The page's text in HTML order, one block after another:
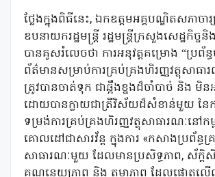
ថ្លែងក្នុងពិធីនេះ, ឯកឧត្តមអគ្គបណ្ឌិតសភាចារ្
ឧបនាយករដ្ឋមន្ត្រី រដ្ឋមន្ត្រីក្រសួងសេដ្ឋកិច្ចនិ
បានគូសរំលេចថា ការអនុវត្តគម្រោង “ប្រព័ន្ធប
ព័ត៌មានសម្រាប់ការគ្រប់គ្រងហិរញ្ញវត្ថុសាធា
ត្រូវបានចាត់ទុក​ ជាឆ្អឹងខ្នងដ៏ចាំបាច់ និង មិន
ដោយបានក្លាយជាត្រីវិស័យដ៏សំខាន់មួយ នៃក
ទម្រង់ការគ្រប់គ្រងហិរញ្ញវត្ថុសាធារណៈនៅក
គោលដៅជាសារវ័ន្ត ក្នុងការ «កសាងប្រព័ន្ធគ្
សាធារណៈមួយ ដែល​មាន​ប្រសិទ្ធភាព, ស័ក្ដិសិ
គណនេយ្យភាព និង តម្លាភាព ដែលផ្ដោតល